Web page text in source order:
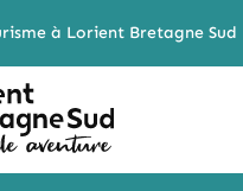
à Lorient Bretagne Sud